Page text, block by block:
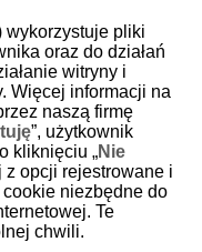
towarzyszące wykonaniu
błyskowej i innych źródeł
ich zmienić.
wykorzystuje pliki
oraz do działań
witryny i
Więcej informacji na
naszą firmę
”, użytkownik
kliknięciu „Nie
z opcji rejestrowane i
niezbędne do
Te
chwili.